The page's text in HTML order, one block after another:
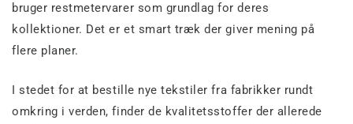
bruger restmetervarer som grundlag for deres
kollektioner. Det er et smart træk der giver mening på
flere planer.
I stedet for at bestille nye tekstiler fra fabrikker rundt
omkring i verden, finder de kvalitetsstoffer der allerede